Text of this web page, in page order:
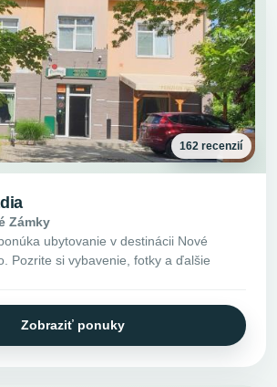
162 recenzií
Zámky
ubytovanie v destinácii Nové
Pozrite si vybavenie, fotky a ďalšie
Zobraziť ponuky